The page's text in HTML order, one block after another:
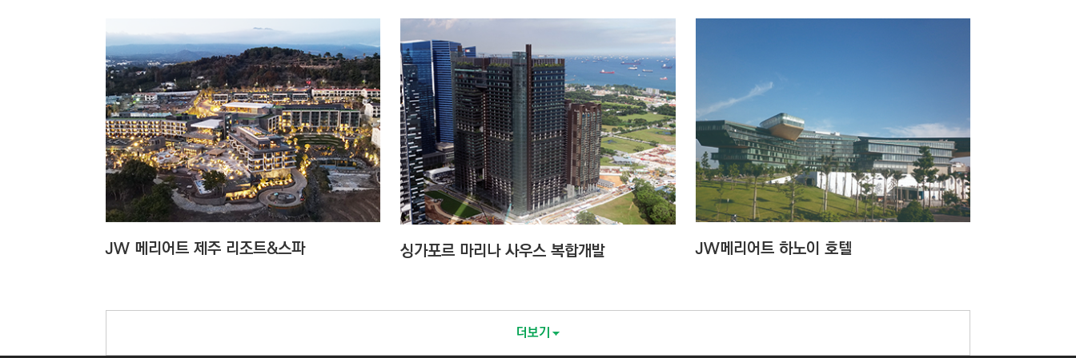
JW 메리어트 제주 리조트&스파 싱가포르 마리나 사우스 복합개발 JW메리어트 하노이 호텔
더보기